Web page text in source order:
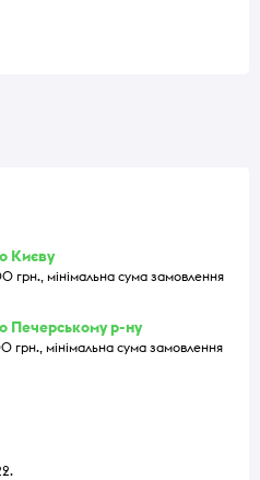
Києву
грн., мінімальна сума замовлення
Печерському р-ну
грн., мінімальна сума замовлення